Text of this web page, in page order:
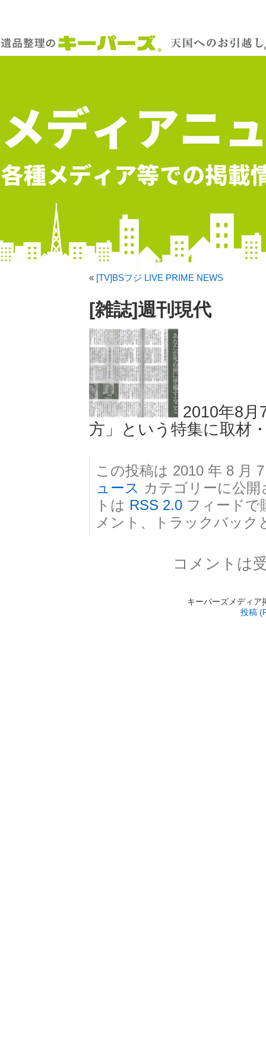
« [TV]BSフジ LIVE PRIME NEWS
[雑誌]週刊現代
2010年8月
方」という特集に取材
この投稿は 2010 年 8 月
ュース カテゴリーに公
トは RSS 2.0 フィードで
メント、トラックバッ
コメントは
キーパーズメディ
投稿